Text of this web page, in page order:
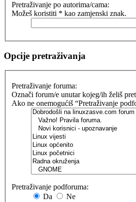
Pretraživanje po autorima/cama:
Možeš koristiti * kao zamjenski znak.
Opcije pretraživanja
Pretraživanje foruma:
Označi forum/e unutar kojeg/ih želiš
Ako ne onemogućiš “Pretraživanje
Pretraživanje podforuma:
Da
Ne